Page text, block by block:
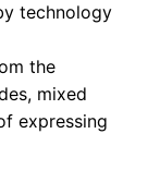
technology
the
mixed
expressing